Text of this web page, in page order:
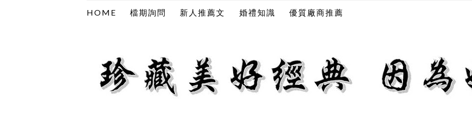
HOME 檔期詢問 新人推薦文 婚禮知識 優質廠商推薦